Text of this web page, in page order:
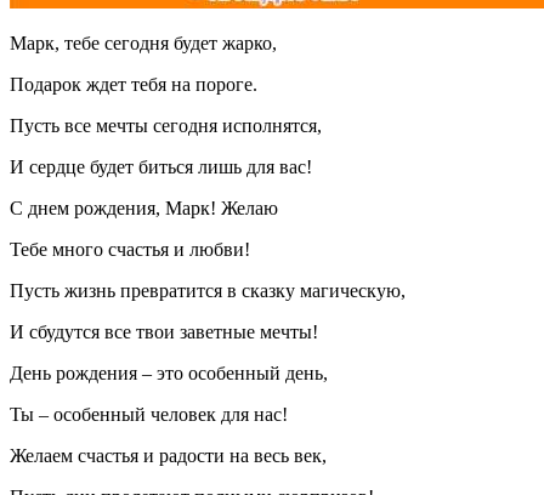
Марк, тебе сегодня будет жарко,
Подарок ждет тебя на пороге.
Пусть все мечты сегодня исполнятся,
И сердце будет биться лишь для вас!
С днем рождения, Марк! Желаю
Тебе много счастья и любви!
Пусть жизнь превратится в сказку магическую,
И сбудутся все твои заветные мечты!
День рождения – это особенный день,
Ты – особенный человек для нас!
Желаем счастья и радости на весь век,